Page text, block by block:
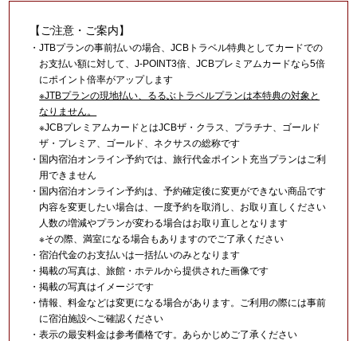
【ご注意・ご案内】
・JTBプランの事前払いの場合、JCBトラベル特典としてカードでの
お支払い額に対して、J-POINT3倍、JCBプレミアムカードなら5倍
にポイント倍率がアップします
※JTBプランの現地払い、るるぶトラベルプランは本特典の対象と
なりません。
※JCBプレミアムカードとはJCBザ・クラス、プラチナ、ゴールド
ザ・プレミア、ゴールド、ネクサスの総称です
・国内宿泊オンライン予約では、旅行代金ポイント充当プランはご利
用できません
・国内宿泊オンライン予約は、予約確定後に変更ができない商品です
内容を変更したい場合は、一度予約を取消し、お取り直しください
人数の増減やプランが変わる場合はお取り直しとなります
※その際、満室になる場合もありますのでご了承ください
・宿泊代金のお支払いは一括払いのみとなります
・掲載の写真は、旅館・ホテルから提供された画像です
・掲載の写真はイメージです
・情報、料金などは変更になる場合があります。ご利用の際には事前
に宿泊施設へご確認ください
・表示の最安料金は参考価格です。あらかじめご了承ください